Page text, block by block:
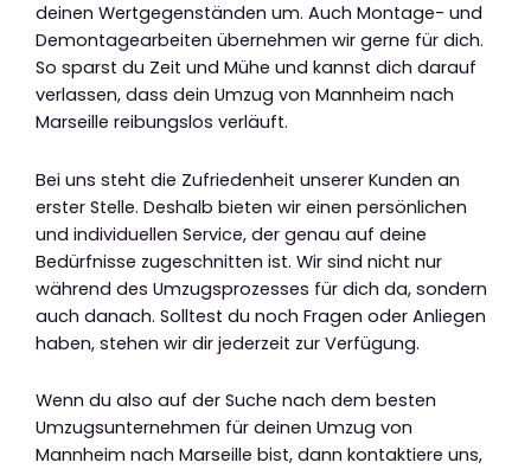
deinen Wertgegenständen um. Auch Montage- und
Demontagearbeiten übernehmen wir gerne für dich.
So sparst du Zeit und Mühe und kannst dich darauf
verlassen, dass dein Umzug von Mannheim nach
Marseille reibungslos verläuft.
Bei uns steht die Zufriedenheit unserer Kunden an
erster Stelle. Deshalb bieten wir einen persönlichen
und individuellen Service, der genau auf deine
Bedürfnisse zugeschnitten ist. Wir sind nicht nur
während des Umzugsprozesses für dich da, sondern
auch danach. Solltest du noch Fragen oder Anliegen
haben, stehen wir dir jederzeit zur Verfügung.
Wenn du also auf der Suche nach dem besten
Umzugsunternehmen für deinen Umzug von
Mannheim nach Marseille bist, dann kontaktiere uns,